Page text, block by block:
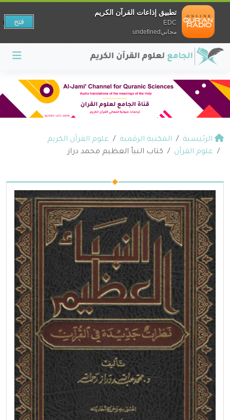
الرئيسية المكتبة الرقمية
علوم القرآن الكريم
علوم القرآن
كتاب النبأ العظيم محمد دراز
تطبيق إذاعات القرآن الكريم
EDC
مجانيundefined
فتح